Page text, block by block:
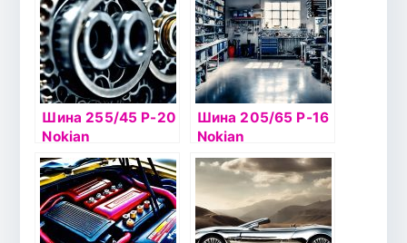
Шина 255/45 Р-20
Nokian
Hakkapelitta 8 SUV
105T б/к шип
Шина 205/65 Р-16
Nokian
Hakkapelitta 8 99Т
б/к шип